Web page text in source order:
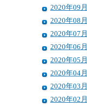
2020年09月
2020年08月
2020年07月
2020年06月
2020年05月
2020年04月
2020年03月
2020年02月